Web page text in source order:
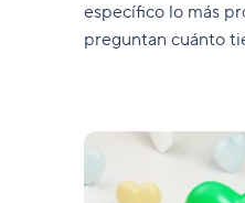
específico lo más
preguntan cuánto
equipo puede
del cliente dentro del